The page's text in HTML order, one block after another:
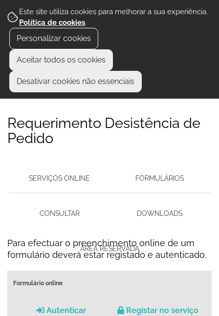
Este site utiliza cookies para melhorar a sua experiência.
Política de cookies.
Personalizar cookies
Aceitar todos os cookies
Desativar cookies não essenciais
Requerimento Desistência de
Pedido
SERVIÇOS ONLINE FORMULÁRIOS
CONSULTAR DOWNLOADS
ÁREA RESERVADA
Para efectuar o preenchimento online de um
formulário deverá estar registado e autenticado.
Formulário online
Autenticar Registar no serviço